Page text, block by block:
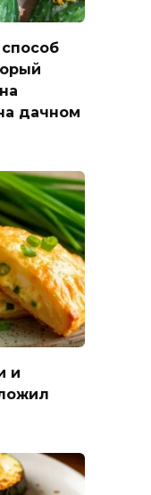
дачном
и